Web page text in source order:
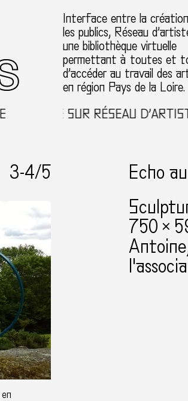
Interface entre la
les publics, Réseau
une bibliothèque virtuelle
permettant à toutes et
d’accéder au travail des
en région Pays de la Loire.
SUR RÉSEAU
3-4/5
Echo
750 ×
Antoine